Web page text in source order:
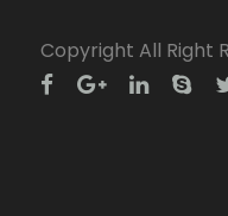
Copyright All Right